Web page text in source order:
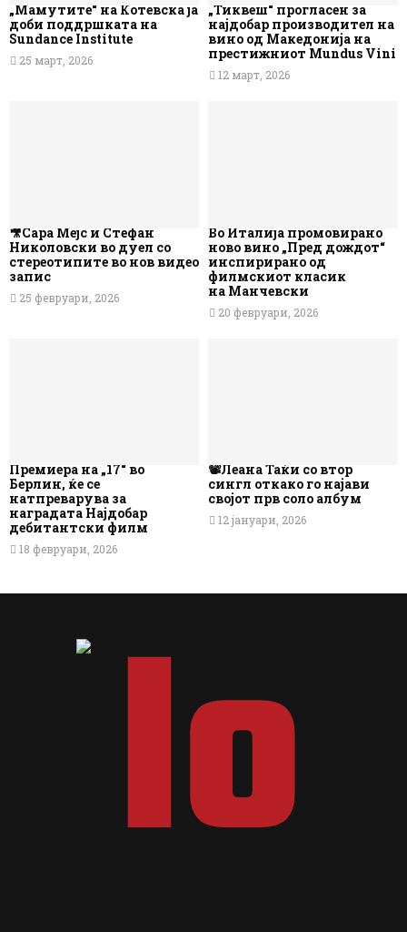
„Мамутите“ на Котевска ја
доби поддршката на
Sundance Institute
25 март, 2026
„Тиквеш“ прогласен за
најдобар производител на
вино од Македонија на
престижниот Mundus Vini
12 март, 2026
🎥Сара Мејс и Стефан
Николовски во дуел со
стереотипите во нов видео
запис
25 февруари, 2026
Во Италија промовирано
ново вино „Пред дождот“
инспирирано од
филмскиот класик
на Манчевски
20 февруари, 2026
Премиера на „17“ во
Берлин, ќе се
натпреварува за
наградата Најдобар
дебитантски филм
18 февруари, 2026
📽️Леана Таќи со втор
сингл откако го најави
својот прв соло албум
12 јануари, 2026